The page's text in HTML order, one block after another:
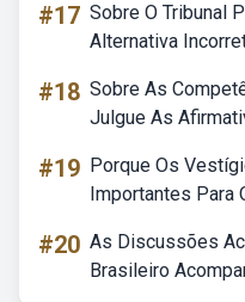
#17 Sobre O Tribunal
Alternativa
#18 Sobre As
Julgue As
#19 Porque Os
Importantes Para
#20 As Discussões
Brasileiro